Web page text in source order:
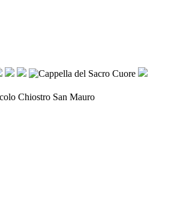
Chiostro San Mauro